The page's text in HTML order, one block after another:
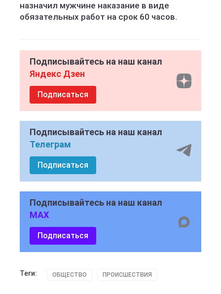
назначил мужчине наказание в виде
обязательных работ на срок 60 часов.
Подписывайтесь на наш канал
Яндекс Дзен
Подписаться
Подписывайтесь на наш канал
Телеграм
Подписаться
Подписывайтесь на наш канал
MAX
Подписаться
Теги: ОБЩЕСТВО ПРОИСШЕСТВИЯ